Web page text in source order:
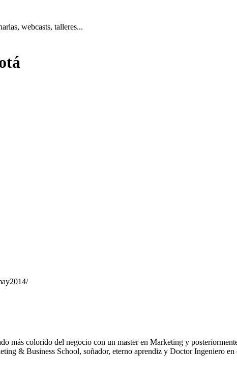
webcasts, talleres...
más colorido del negocio con un master en Marketing y
& Business School, soñador, eterno aprendiz y Doctor Ingeniero